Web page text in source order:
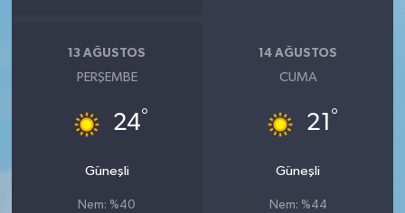
13 AĞUSTOS
PERŞEMBE
24°
Güneşli
Nem: %40
14 AĞUSTOS
CUMA
21 °
Güneşli
Nem: %44